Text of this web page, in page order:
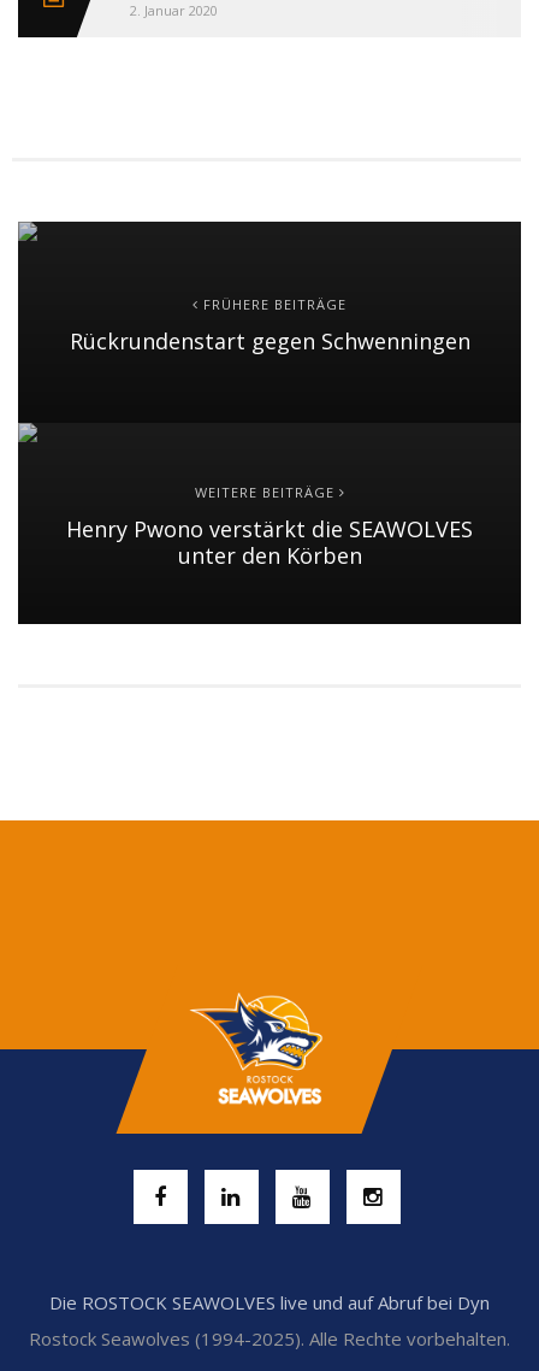
2. Januar 2020
FRÜHERE BEITRÄGE
Rückrundenstart gegen Schwenningen
WEITERE BEITRÄGE
Henry Pwono verstärkt die SEAWOLVES
unter den Körben
Die ROSTOCK SEAWOLVES live und auf Abruf bei Dyn
Rostock Seawolves (1994-2025). Alle Rechte vorbehalten.